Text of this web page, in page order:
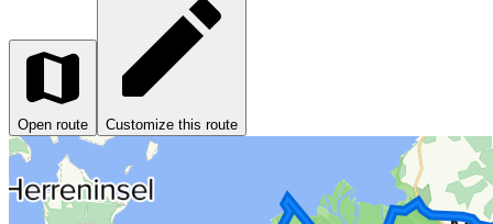
Open route Customize this route